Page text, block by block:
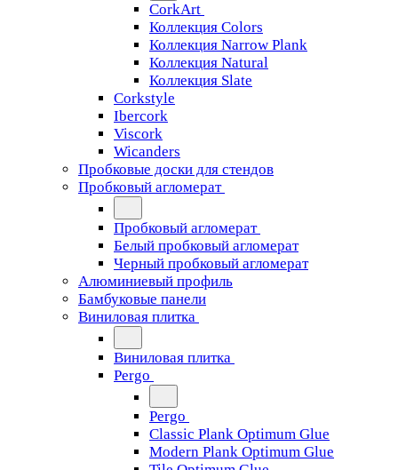
CorkArt
Коллекция Colors
Коллекция Narrow Plank
Коллекция Natural
Коллекция Slate
Corkstyle
Ibercork
Viscork
Wicanders
Пробковые доски для стендов
Пробковый агломерат
Пробковый агломерат
Белый пробковый агломерат
Черный пробковый агломерат
Алюминиевый профиль
Бамбуковые панели
Виниловая плитка
Виниловая плитка
Pergo
Pergo
Classic Plank Optimum Glue
Modern Plank Optimum Glue